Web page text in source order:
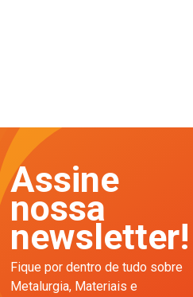
Assine
nossa
newsletter!
Fique por dentro de tudo sobre
Metalurgia, Materiais e